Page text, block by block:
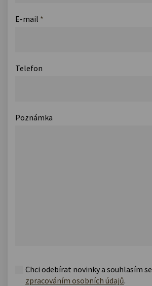
E-mail *
Telefon
Poznámka
Chci odebírat novinky a souhlasím se
zpracováním osobních údajů.